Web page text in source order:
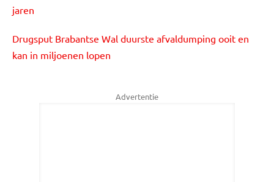
jaren
Drugsput Brabantse Wal duurste afvaldumping ooit en
kan in miljoenen lopen
Advertentie